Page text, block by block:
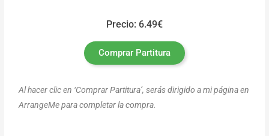
Precio: 6.49€
Comprar Partitura
Al hacer clic en ‘Comprar Partitura’, serás dirigido a mi página en
ArrangeMe para completar la compra.